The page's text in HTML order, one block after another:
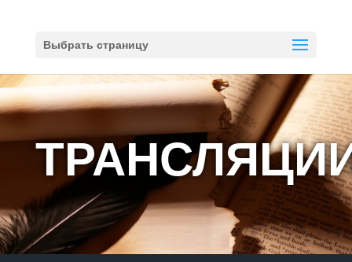
Выбрать страницу